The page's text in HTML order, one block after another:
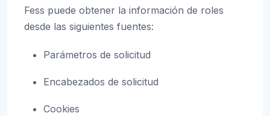
Fess puede obtener la información de roles
desde las siguientes fuentes:
Parámetros de solicitud
Encabezados de solicitud
Cookies